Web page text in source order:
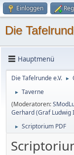
Einloggen
Die
Hauptmenü
Die Tafelrunde e.V. ►
►
Taverne
(Moderatoren:
Gerhard (Graf Ludwig
► Scriptorium PDF